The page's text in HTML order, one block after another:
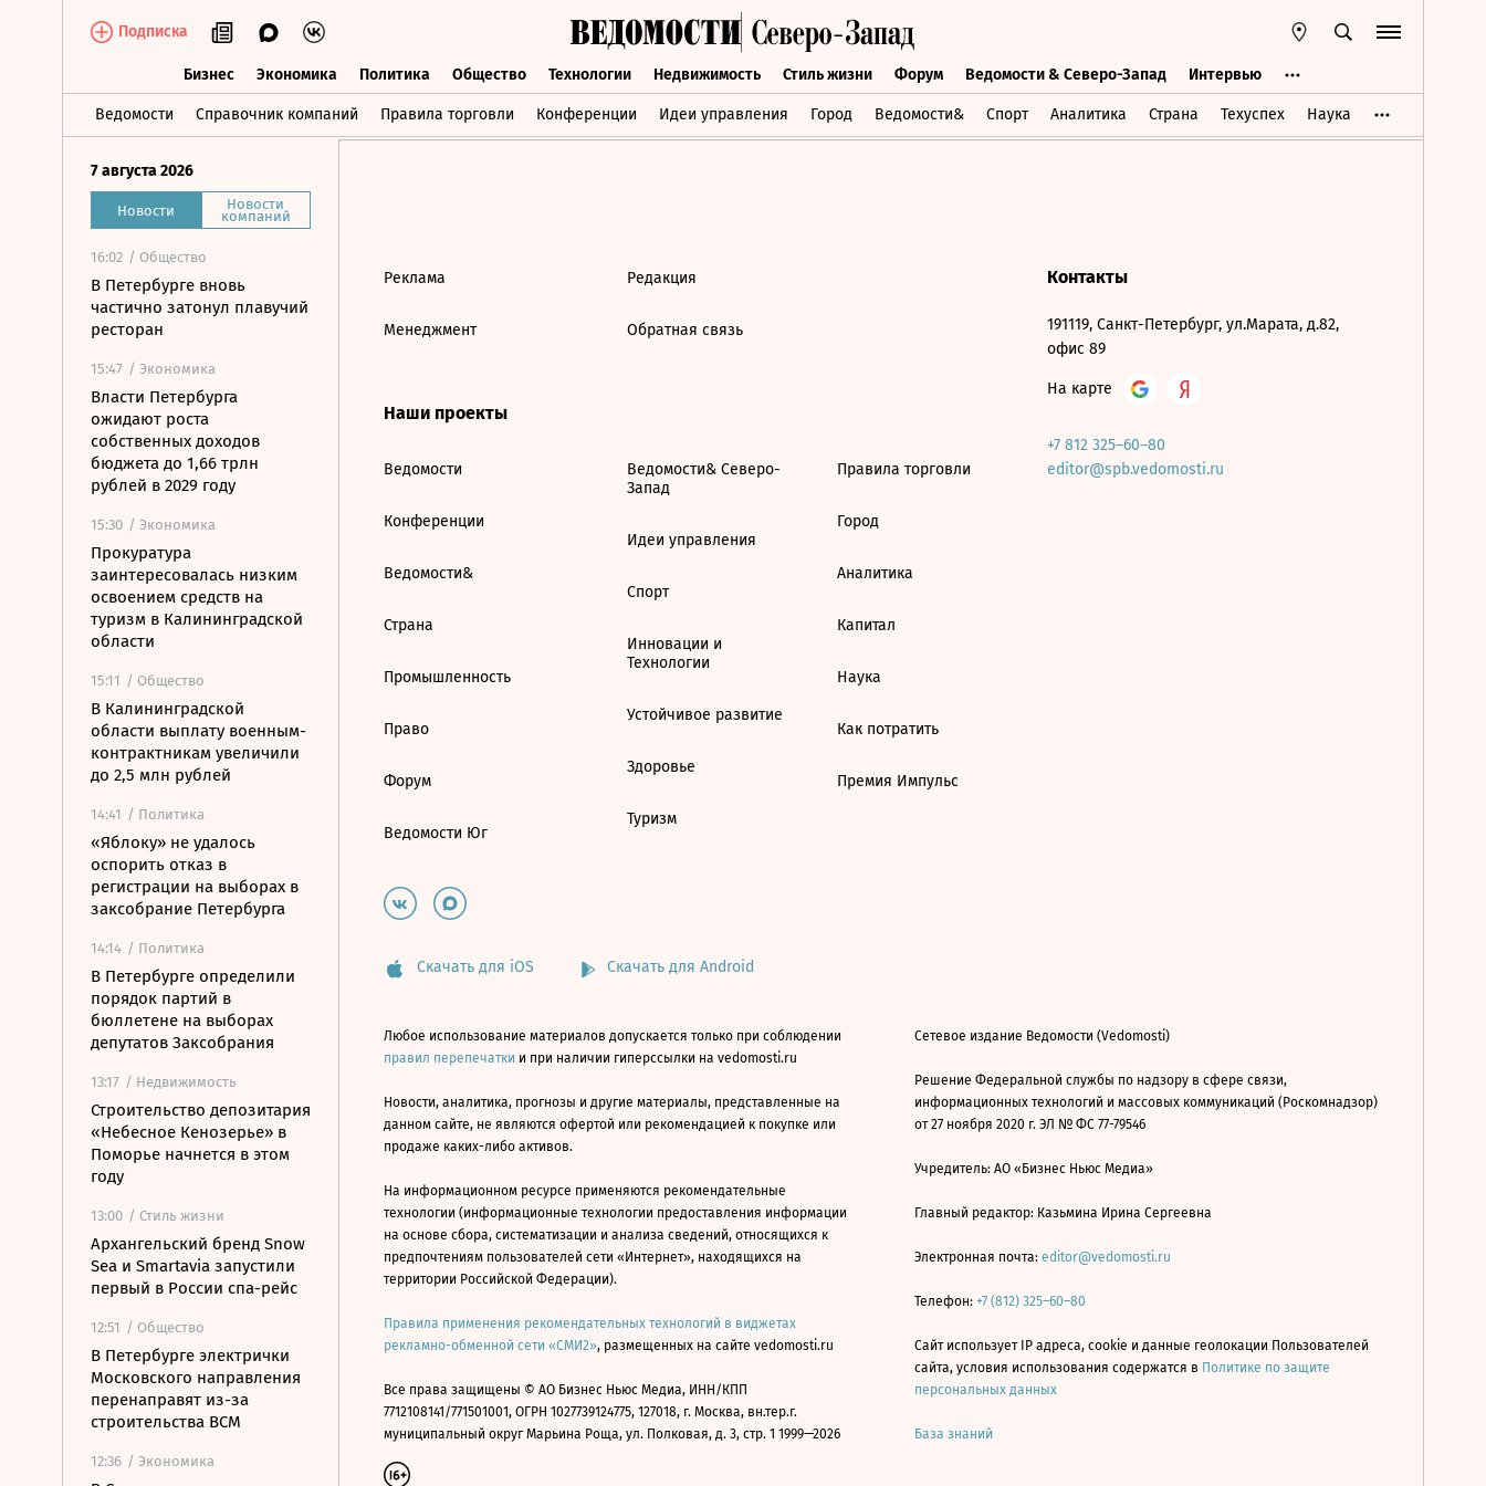
Подписка
Бизнес Экономика Политика Общество Технологии Недвижимость Стиль жизни Форум Ведомости & Северо-Запад Интервью
Ведомости Справочник компаний Правила торговли Конференции Идеи управления Город Ведомости& Спорт Аналитика Страна Техуспех Наука
Бизнес Экономика Политика Общество Технологии Недвижимость Стиль жизни Форум Ведомости & Северо-Запад Интервью
7 августа 2026
Новости Новости
компаний
16:02 / Общество
В Петербурге вновь
частично затонул плавучий
ресторан
15:47 / Экономика
Власти Петербурга
ожидают роста
собственных доходов
бюджета до 1,66 трлн
рублей в 2029 году
15:30 / Экономика
Прокуратура
заинтересовалась низким
освоением средств на
туризм в Калининградской
области
15:11 / Общество
В Калининградской
области выплату военным-
контрактникам увеличили
до 2,5 млн рублей
14:41 / Политика
«Яблоку» не удалось
оспорить отказ в
регистрации на выборах в
заксобрание Петербурга
14:14 / Политика
В Петербурге определили
порядок партий в
бюллетене на выборах
депутатов Заксобрания
13:17 / Недвижимость
Строительство депозитария
«Небесное Кенозерье» в
Поморье начнется в этом
году
13:00 / Стиль жизни
Архангельский бренд Snow
Sea и Smartavia запустили
первый в России спа-рейс
12:51 / Общество
В Петербурге электрички
Московского направления
перенаправят из-за
строительства ВСМ
12:36 / Экономика
Реклама
Менеджмент
Редакция
Обратная связь
Наши проекты
Ведомости
Конференции
Ведомости&
Страна
Промышленность
Право
Форум
Ведомости Юг
Ведомости& Северо-
Запад
Идеи управления
Спорт
Инновации и
Технологии
Устойчивое развитие
Здоровье
Туризм
Правила торговли
Город
Аналитика
Капитал
Наука
Как потратить
Премия Импульс
Контакты
191119, Санкт-Петербург, ул.Марата, д.82,
офис 89
На карте
+7 812 325–60–80
editor@spb.vedomosti.ru
Скачать для iOS Скачать для Android
Любое использование материалов допускается только при соблюдении
правил перепечатки и при наличии гиперссылки на vedomosti.ru
Новости, аналитика, прогнозы и другие материалы, представленные на
данном сайте, не являются офертой или рекомендацией к покупке или
продаже каких-либо активов.
На информационном ресурсе применяются рекомендательные
технологии (информационные технологии предоставления информации
на основе сбора, систематизации и анализа сведений, относящихся к
предпочтениям пользователей сети «Интернет», находящихся на
территории Российской Федерации).
Правила применения рекомендательных технологий в виджетах
рекламно-обменной сети «СМИ2», размещенных на сайте vedomosti.ru
Все права защищены © АО Бизнес Ньюс Медиа, ИНН/КПП
7712108141/771501001, ОГРН 1027739124775, 127018, г. Москва, вн.тер.г.
муниципальный округ Марьина Роща, ул. Полковая, д. 3, стр. 1 1999—2026
Сетевое издание Ведомости (Vedomosti)
Решение Федеральной службы по надзору в сфере связи,
информационных технологий и массовых коммуникаций (Роскомнадзор)
от 27 ноября 2020 г. ЭЛ № ФС 77-79546
Учредитель: АО «Бизнес Ньюс Медиа»
Главный редактор: Казьмина Ирина Сергеевна
Электронная почта: editor@vedomosti.ru
Телефон: +7 (812) 325–60–80
Сайт использует IP адреса, cookie и данные геолокации Пользователей
сайта, условия использования содержатся в Политике по защите
персональных данных
База знаний